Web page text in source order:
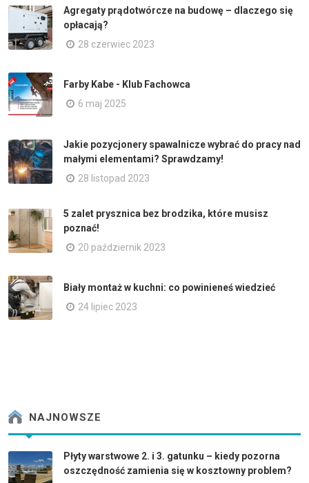
Agregaty prądotwórcze na budowę – dlaczego się
opłacają?
28 czerwiec 2023
Farby Kabe - Klub Fachowca
6 maj 2025
Jakie pozycjonery spawalnicze wybrać do pracy nad
małymi elementami? Sprawdzamy!
28 listopad 2023
5 zalet prysznica bez brodzika, które musisz
poznać!
20 październik 2023
Biały montaż w kuchni: co powinieneś wiedzieć
24 lipiec 2023
NAJNOWSZE
Płyty warstwowe 2. i 3. gatunku – kiedy pozorna
oszczędność zamienia się w kosztowny problem?